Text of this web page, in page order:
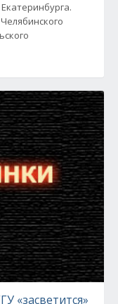
«засветится»